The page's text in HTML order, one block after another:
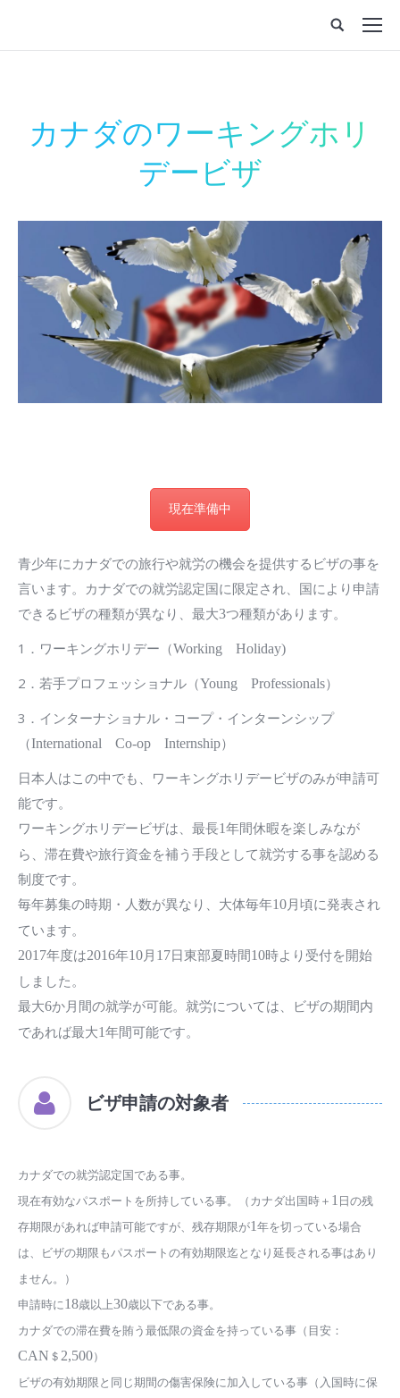
カナダのワーキングホリ
デービザ
現在準備中
青少年にカナダでの旅行や就労の機会を提供するビザの事を
言います。カナダでの就労認定国に限定され、国により申請
できるビザの種類が異なり、最大3つ種類があります。
1．ワーキングホリデー（Working Holiday)
2．若手プロフェッショナル（Young Professionals）
3．インターナショナル・コープ・インターンシップ
（International Co-op Internship）
日本人はこの中でも、ワーキングホリデービザのみが申請可
能です。
ワーキングホリデービザは、最長1年間休暇を楽しみなが
ら、滞在費や旅行資金を補う手段として就労する事を認める
制度です。
毎年募集の時期・人数が異なり、大体毎年10月頃に発表され
ています。
2017年度は2016年10月 17日東部夏時間10時より受付を開始
しました。
最大6か月間の就学が可能。就労については、ビザの期間内
であれば最大1年間可能です。
ビザ申請の対象者
カナダでの就労認定国である事。
現在有効なパスポートを所持している事。（カナダ出国時＋ 1 日の残
存期限があれば申請可能ですが、 残存期限が1年を切っている場合
は、ビザの期限もパスポートの有効期限迄となり延長される事はあり
ません。）
申請時に18歳以上30歳以下である事。
カナダでの滞在費を賄う最低限の資金を持っている事（目安：
CAN ＄ 2,500）
ビザの有効期限と同じ期間の傷害保険に加入している事（入国時に保